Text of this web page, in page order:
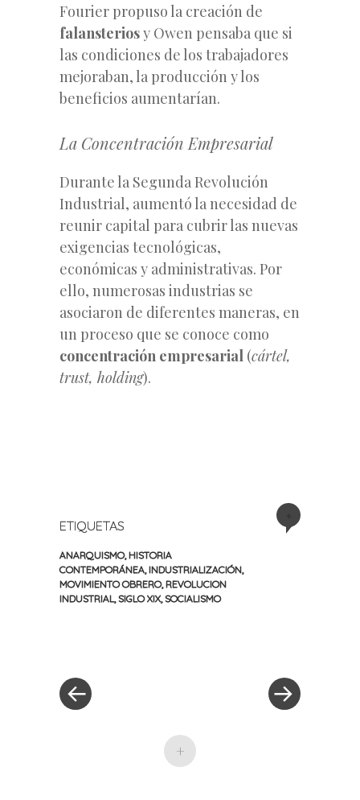
Fourier propuso la creación de
falansteriosy Owen pensaba que si
las condiciones de los trabajadores
mejoraban, la producción y los
beneficios aumentarían.
La Concentración Empresarial
Durante la Segunda Revolución
Industrial, aumentó la necesidad de
reunir capital para cubrir las nuevas
exigencias tecnológicas,
económicas y administrativas. Por
ello, numerosas industrias se
asociaron de diferentes maneras, en
un proceso que se conoce como
concentración empresarial (cártel,
trust, holding).
ETIQUETAS
ANARQUISMO, HISTORIA
CONTEMPORÁNEA INDUSTRIALIZACIÓN
MOVIMIENTO OBRERO, REVOLUCION
INDUSTRIAL SIGLO XIX, SOCIALISMO
entradas
+